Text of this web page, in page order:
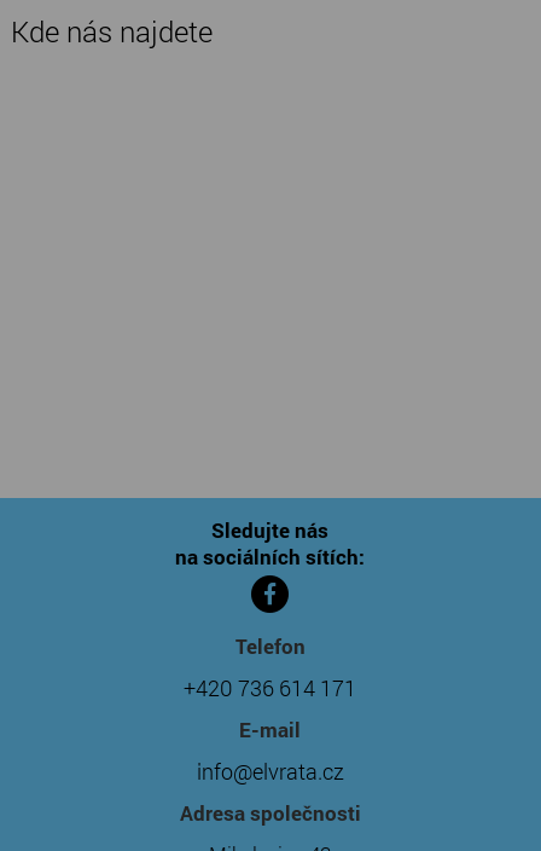
Kde nás najdete
Sledujte nás
na sociálních sítích:
Telefon
+420 736 614 171
E-mail
info@elvrata.cz
Adresa společnosti